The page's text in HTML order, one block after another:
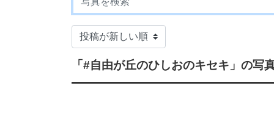
「#自由が丘のひしおのキセキ」 の写